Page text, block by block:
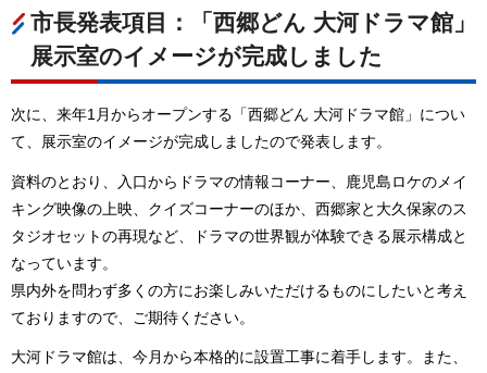
市長発表項目：「西郷どん 大河ドラマ館」
展示室のイメージが完成しました
次に、来年1月からオープンする「西郷どん 大河ドラマ館」につい
て、展示室のイメージが完成しましたので発表します。
資料のとおり、入口からドラマの情報コーナー、鹿児島ロケのメイ
キング映像の上映、クイズコーナーのほか、西郷家と大久保家のス
タジオセットの再現など、ドラマの世界観が体験できる展示構成と
なっています。
県内外を問わず多くの方にお楽しみいただけるものにしたいと考え
ておりますので、ご期待ください。
大河ドラマ館は、今月から本格的に設置工事に着手します。また、